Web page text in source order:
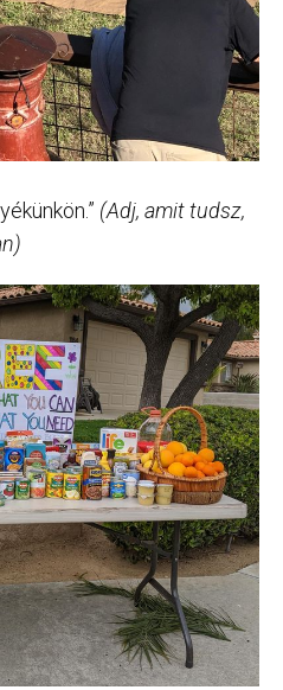
(Adj, amit tudsz,